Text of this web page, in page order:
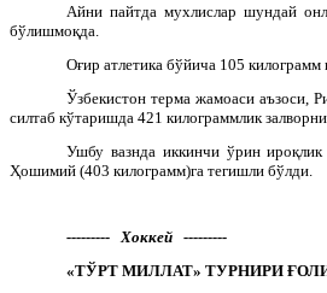
Айни пайтда мухлислар шундай
бўлишмоқда.
Оғир атлетика бўйича 105
Ўзбекистон терма жамоаси аъзоси,
силтаб кўтаришда 421 килограммлик
Ушбу вазнда иккинчи ўрин
Ҳошимий (403 килограмм)га тегишли бўлди.
--------- Хоккей ---------
«ТЎРТ МИЛЛАТ» ТУРНИРИ